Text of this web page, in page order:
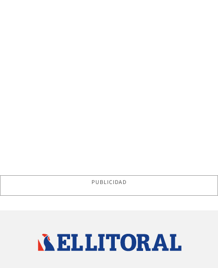
PUBLICIDAD